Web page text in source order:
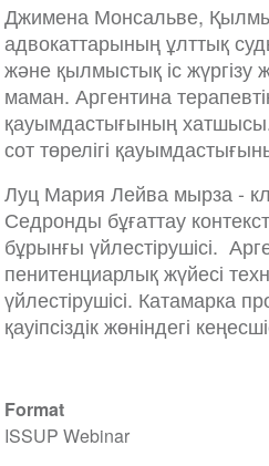
Format
ISSUP Webinar
Джимена Монсальве,
адвокаттарының ұлттық
және қылмыстық іс жүргізу
маман. Аргентина
қауымдастығының
сот төрелігі
Луц Мария Лейва мырза -
Седронды бұғаттау
бұрынғы үйлестірушісі.
пенитенциарлық жүйесі
үйлестірушісі. Катамарка
қауіпсіздік жөніндегі